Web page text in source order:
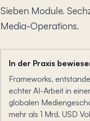
Sieben Module.
Media-Operations.
In der Praxis
Frameworks,
echter AI-Arbeit in
globalen
mehr als 1 Mrd. USD